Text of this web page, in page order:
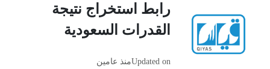
رابط استخراج نتيجة
القدرات السعودية
Updated onمنذ عامين